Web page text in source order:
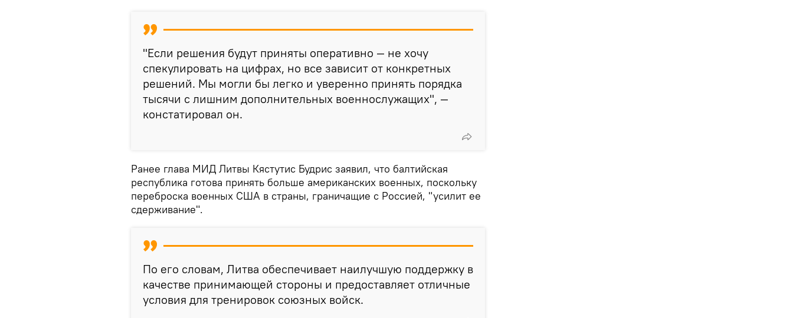
"Если решения будут приняты оперативно — не хочу
спекулировать на цифрах, но все зависит от конкретных
решений. Мы могли бы легко и уверенно принять порядка
тысячи с лишним дополнительных военнослужащих", —
констатировал он.
Ранее глава МИД Литвы Кястутис Будрис заявил, что балтийская
республика готова принять больше американских военных, поскольку
переброска военных США в страны, граничащие с Россией, "усилит ее
сдерживание".
По его словам, Литва обеспечивает наилучшую поддержку в
качестве принимающей стороны и предоставляет отличные
условия для тренировок союзных войск.